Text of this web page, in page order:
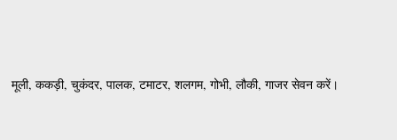
मूली, ककड़ी, चुकंदर, पालक, टमाटर, शलगम, गोभी, लौकी, गाजर सेवन करें।